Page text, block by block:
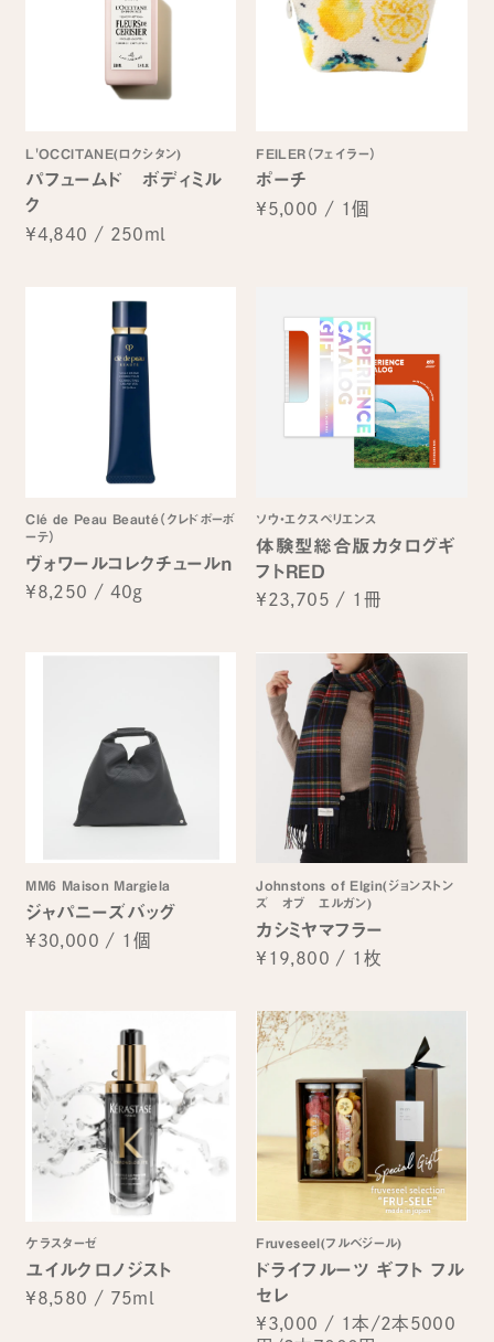
L'OCCITANE(ロクシタン)
パフュームド ボディミル
ク
¥4,840 / 250ml
FEILER（フェイラー）
ポーチ
¥5,000 / 1個
Clé de Peau Beauté（クレドポーボ
ーテ）
ヴォワールコレクチュールｎ
¥8,250 / 40g
ソウ・エクスペリエンス
体験型総合版カタログギ
フトRED
¥23,705 / 1冊
MM6 Maison Margiela
ジャパニーズバッグ
¥30,000 / 1個
Johnstons of Elgin(ジョンストン
ズ オブ エルガン)
カシミヤマフラー
¥19,800 / 1枚
ケラスターゼ
ユイルクロノジスト
¥8,580 / 75ml
Fruveseel(フルベジール)
ドライフルーツ ギフト フル
セレ
¥3,000 / 1本/2本5000